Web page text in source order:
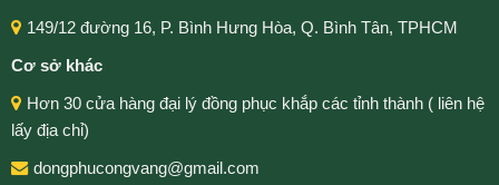
149/12 đường 16, P. Bình Hưng Hòa, Q. Bình Tân, TPHCM
Cơ sở khác
Hơn 30 cửa hàng đại lý đồng phục khắp các tỉnh thành ( liên hệ
lấy địa chỉ)
dongphucongvang@gmail.com